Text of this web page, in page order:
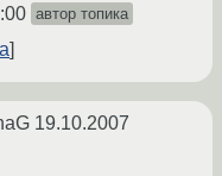
автор топика
19.10.2007